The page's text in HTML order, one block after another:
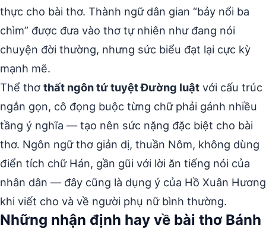
thực cho bài thơ. Thành ngữ dân gian “bảy nổi ba
chìm” được đưa vào thơ tự nhiên như đang nói
chuyện đời thường, nhưng sức biểu đạt lại cực kỳ
mạnh mẽ.
Thể thơ thất ngôn tứ tuyệt Đường luật với cấu trúc
ngắn gọn, cô đọng buộc từng chữ phải gánh nhiều
tầng ý nghĩa — tạo nên sức nặng đặc biệt cho bài
thơ. Ngôn ngữ thơ giản dị, thuần Nôm, không dùng
điển tích chữ Hán, gần gũi với lời ăn tiếng nói của
nhân dân — đây cũng là dụng ý của Hồ Xuân Hương
khi viết cho và về người phụ nữ bình thường.
Những nhận định hay về bài thơ Bánh